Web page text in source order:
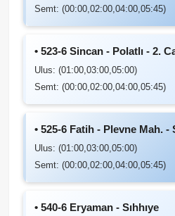
Semt: (00:00,02:00,04:00,05:45)
• 523-6 Sincan - Polatlı - 2.
Ulus: (01:00,03:00,05:00)
Semt: (00:00,02:00,04:00,05:45)
• 525-6 Fatih - Plevne Mah. -
Ulus: (01:00,03:00,05:00)
Semt: (00:00,02:00,04:00,05:45)
• 540-6 Eryaman - Sıhhıye